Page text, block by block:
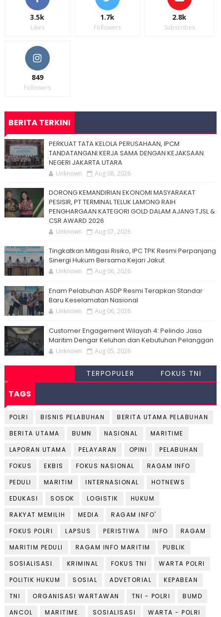
3.5k
Likes
1.7k
Followers
2.8k
Subscribes
849
Followers
BERITA TERKINI
PERKUAT TATA KELOLA PERUSAHAAN, IPCM
TANDATANGANI KERJA SAMA DENGAN KEJAKSAAN
NEGERI JAKARTA UTARA
Unknown Aug 08, 2026
DORONG KEMANDIRIAN EKONOMI MASYARAKAT
PESISIR, PT TERMINAL TELUK LAMONG RAIH
PENGHARGAAN KATEGORI GOLD DALAM AJANG TJSL &
CSR AWARD 2026
Unknown Aug 07, 2026
Tingkatkan Mitigasi Risiko, IPC TPK Resmi Perpanjang
Sinergi Hukum Bersama Kejari Jakut
Unknown Aug 06, 2026
Enam Pelabuhan ASDP Resmi Terapkan Standar
Baru Keselamatan Nasional
Unknown Aug 06, 2026
Customer Engagement Wilayah 4: Pelindo Jasa
Maritim Dengar Keluhan dan Kebutuhan Pelanggan
Unknown Aug 05, 2026
TERPOPULER FOKUS TNI
TAGS
POLRI BISNIS PELABUHAN
BERITA UTAMA PELABUHAN
BERITA UTAMA
BUMN NASIONAL
MARITIME
LAPORAN UTAMA
PELAYARAN OPINI
PELABUHAN
FOKUS
EKBIS FOKUS NASIONAL
RAGAM INFO
PEDULI
MARITIM INTERNASIONAL
HOTNEWS
EDUKASI
SOSOK LOGISTIK
HUKUM
RAKYAT MEMILIH
MEDIA
RAGAM INFO'
FOKUS POLRI
LAPSUS PERISTIWA INFO
RAGAM
MARITIM PEDULI
RAGAM INFO MARITIM
PUBLIK
SOSIALISASI.
KRIMINAL FOKUS TNI
WARTA POLRI
POLITIK HUKUM
SOSIAL ADVETORIAL
KEPABEAN
TNI
ORGANISASI WARTAWAN TNI - POLRI
BUMD
ANCOL
MARITIME. SOSIALISASI
WARTA - POLRI